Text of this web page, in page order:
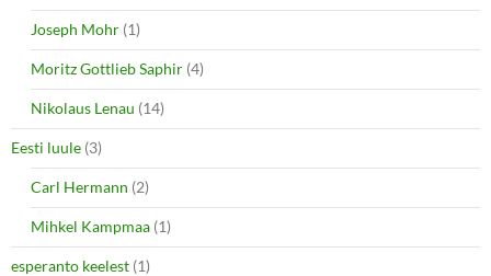
Joseph Mohr (1)
Moritz Gottlieb Saphir (4)
Nikolaus Lenau (14)
Eesti luule (3)
Carl Hermann (2)
Mihkel Kampmaa (1)
esperanto keelest (1)